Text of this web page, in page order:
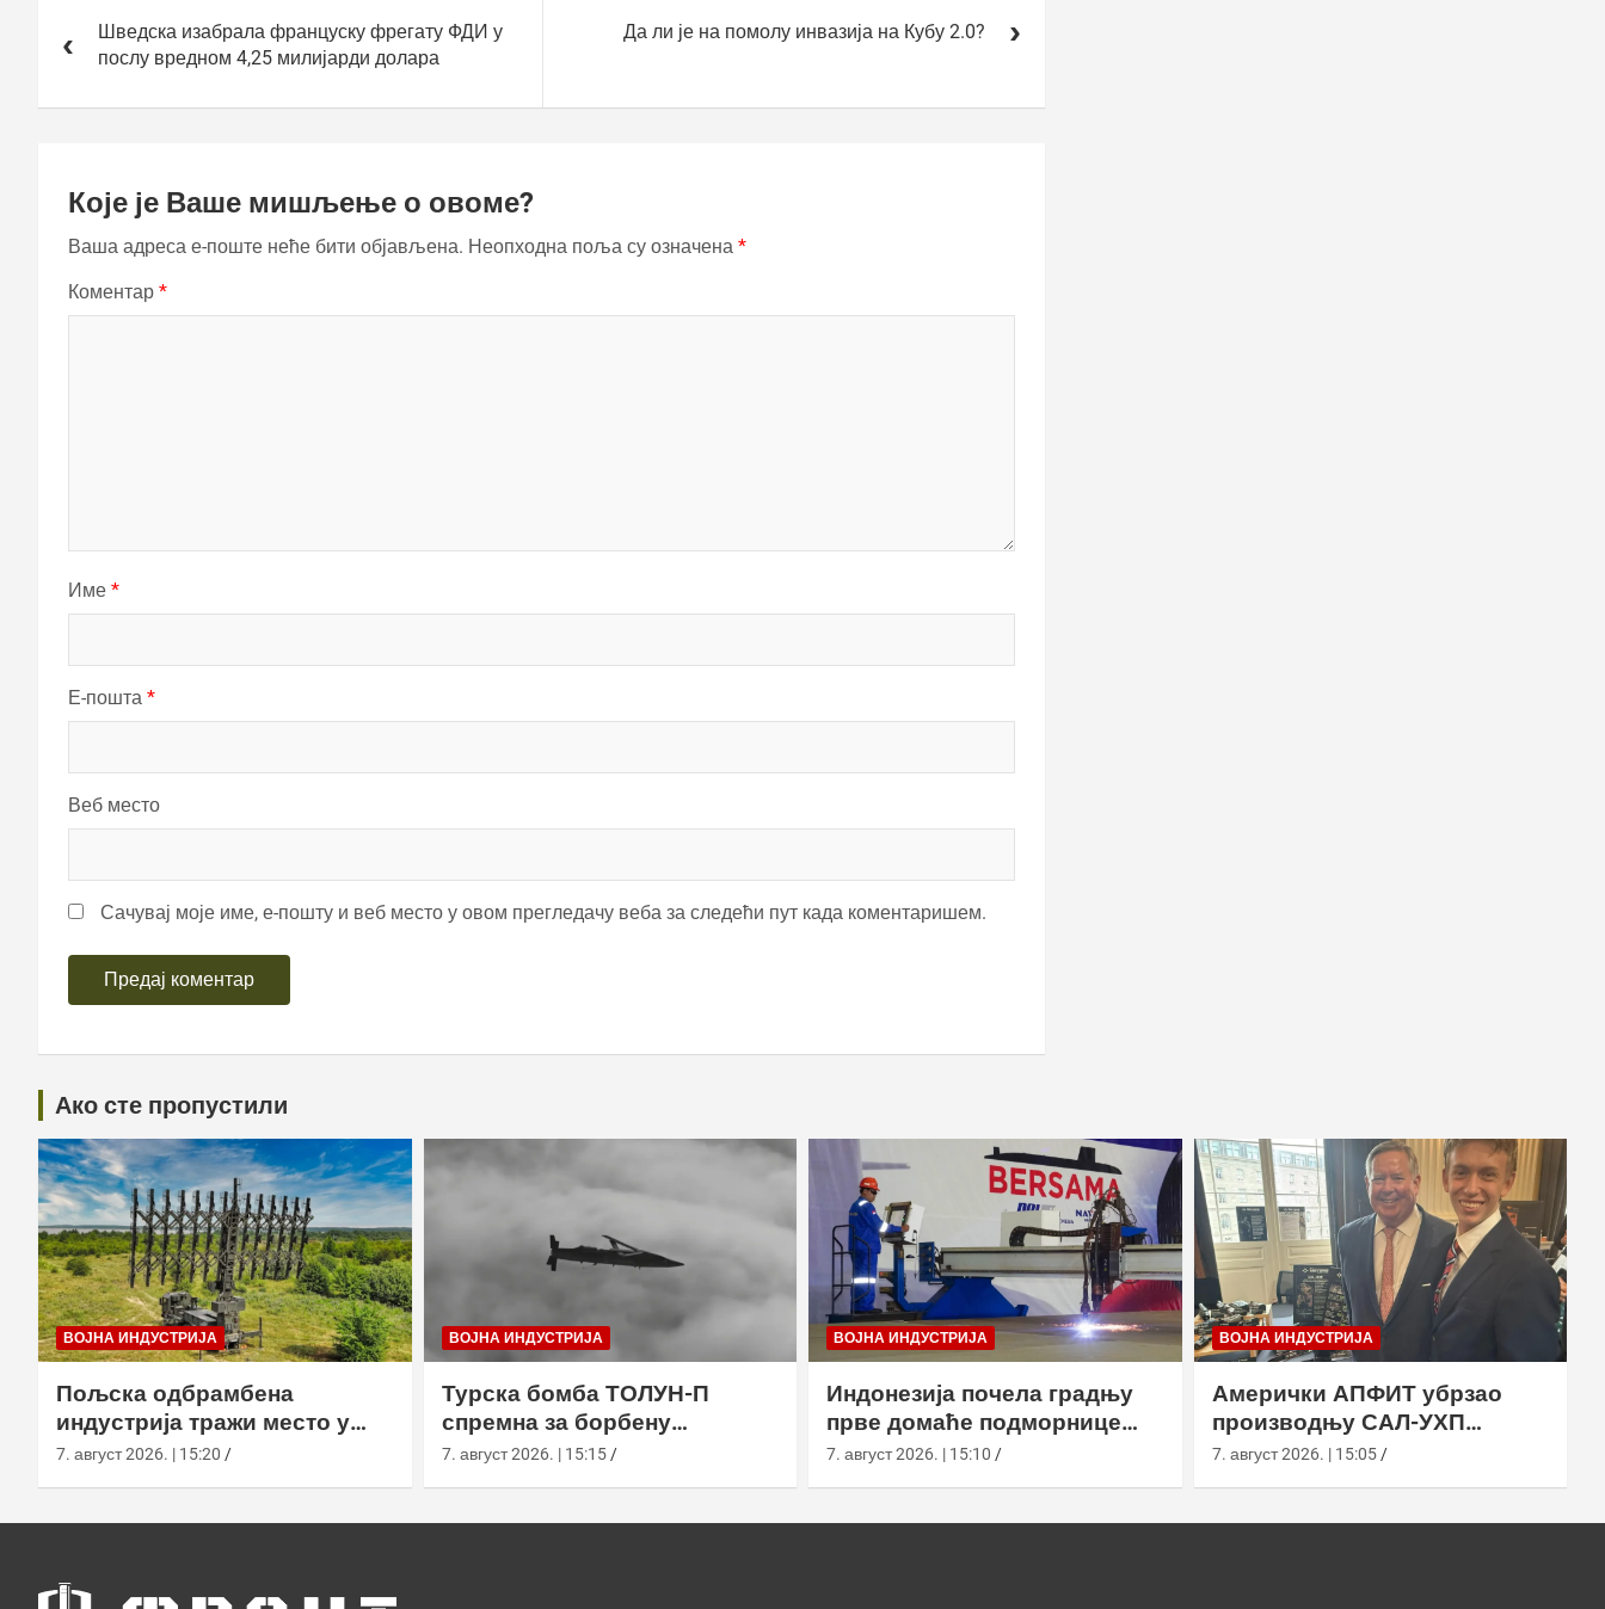
чланкаШведска изабрала француску фрегату ФДИ у
послу вредном 4,25 милијарди долара
Да ли је на помолу инвазија на Кубу 2.0?
Које је Ваше мишљење о овоме?
Ваша адреса е-поште неће бити објављена. Неопходна поља су означена *
Коментар *
Име *
Е-пошта *
Веб место
Сачувај моје име, е-пошту и веб место у овом прегледачу веба за следећи пут када коментаришем.
Ако сте пропустили
ВОЈНА ИНДУСТРИЈА
Пољска одбрамбена
индустрија тражи место у
европском противракетном
7. август 2026. | 15:20
ВОЈНА ИНДУСТРИЈА
Турска бомба ТОЛУН-П
спремна за борбену
употребу
7. август 2026. | 15:15
ВОЈНА ИНДУСТРИЈА
Индонезија почела градњу
прве домаће подморнице
класе Сцорпèне
7. август 2026. | 15:10
ВОЈНА ИНДУСТРИЈА
Амерички АПФИТ убрзао
производњу САЛ-УХП
ласера за УССОЦОМ
7. август 2026. | 15:05